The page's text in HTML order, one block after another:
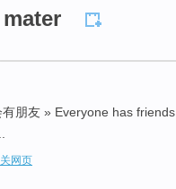
有朋友 » Everyone has friends
网页